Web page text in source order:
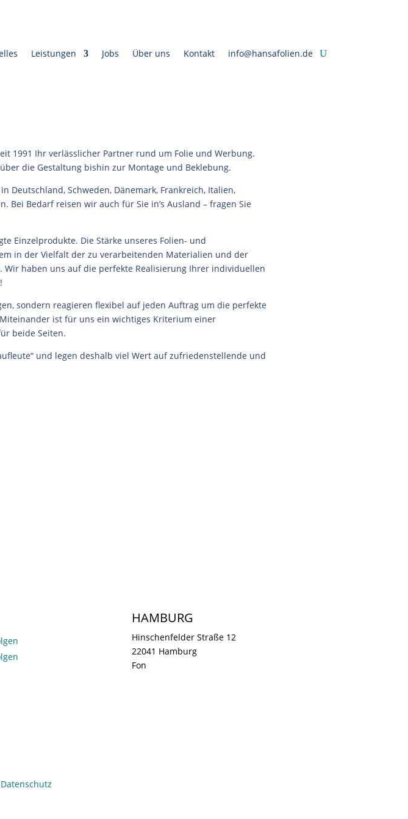
Leistungen Jobs Über uns Kontakt info@hansafolien.de
1991 Ihr verlässlicher Partner rund um Folie und Werbung.
die Gestaltung bishin zur Montage und Beklebung.
Deutschland, Schweden, Dänemark, Frankreich, Italien,
Bei Bedarf reisen wir auch für Sie in’s Ausland –fragen Sie
Einzelprodukte. Die Stärke unseres Folien- und
in der Vielfalt der zu verarbeitenden Materialien und der
haben uns auf die perfekte Realisierung Ihrer individuellen
sondern reagieren flexibel auf jeden Auftrag um die perfekte
ist für uns ein wichtiges Kriterium einer
beide Seiten.
und legen deshalb viel Wert aufzufriedenstellende und
HAMBURG
Hinschenfelder Straße 12
22041 Hamburg
Fon
Datenschutz